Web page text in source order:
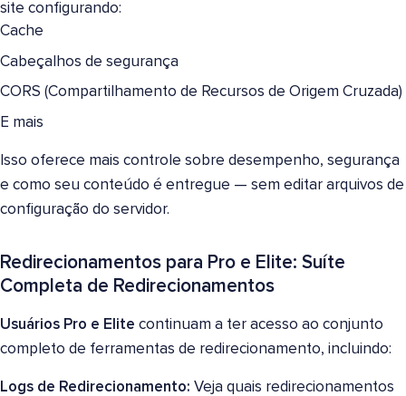
site configurando:
Cache
Cabeçalhos de segurança
CORS (Compartilhamento de Recursos de Origem Cruzada)
E mais
Isso oferece mais controle sobre desempenho, segurança
e como seu conteúdo é entregue — sem editar arquivos de
configuração do servidor.
Redirecionamentos para Pro e Elite: Suíte
Completa de Redirecionamentos
Usuários Pro e Elite continuam a ter acesso ao conjunto
completo de ferramentas de redirecionamento, incluindo:
Logs de Redirecionamento: Veja quais redirecionamentos